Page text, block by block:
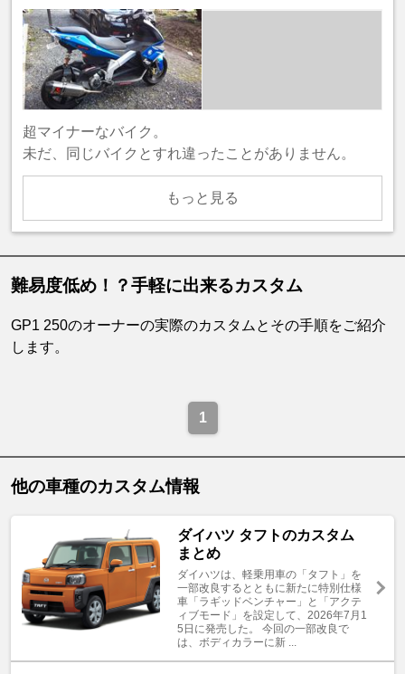
超マイナーなバイク。
未だ、同じバイクとすれ違ったことがありません。
もっと見る
難易度低め！？手軽に出来るカスタム
GP1 250のオーナーの実際のカスタムとその手順をご紹介
します。
1
他の車種のカスタム情報
ダイハツ タフトのカスタム
まとめ
ダイハツは、軽乗用車の「タフト」を
一部改良するとともに新たに特別仕様
車「ラギッドベンチャー」と「アクテ
ィブモード」を設定して、2026年7月1
5日に発売した。 今回の一部改良で
は、ボディカラーに新 ...